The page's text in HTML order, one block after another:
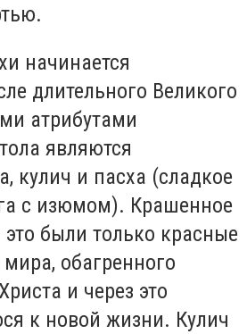
начинается
длительного Великого
атрибутами
являются
кулич и пасха (сладкое
с изюмом). Крашенное
были только красные
обагренного
и через это
к новой жизни. Кулич